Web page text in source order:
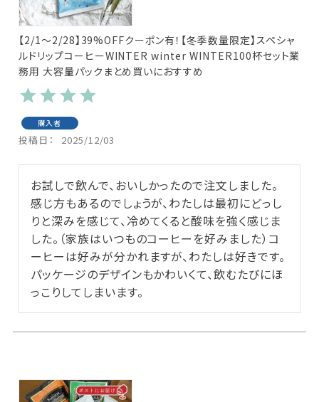
【2/1～2/28】39%OFFクーポン有！【冬季数量限定】スペシャ
ルドリップコーヒーWINTER winter WINTER100杯セット業
務用 大容量パックまとめ買いにおすすめ
購入者
投稿日 2025/12/03
お試しで飲んで、おいしかったので注文しました。
感じ方もあるのでしょうが、わたしは最初にどっし
りと深みを感じて、冷めてくると酸味を強く感じま
した。（家族はいつものコーヒーを好みました）コ
ーヒーは好みが分かれますが、わたしは好きです。
パッケージのデザインもかわいくて、飲むたびにほ
っこりしてしまいます。